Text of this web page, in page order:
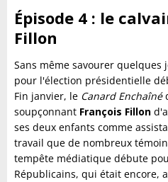
Épisode 4 : le
Fillon
Sans même savourer
pour l'élection présidentielle
Fin janvier, le Canard Enchaîné
soupçonnant François Fillon
ses deux enfants comme
travail que de nombreux
tempête médiatique débute
Républicains, qui était encore,